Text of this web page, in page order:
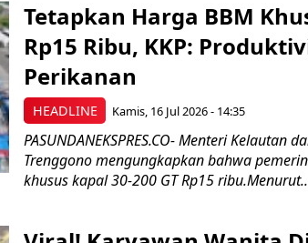
HEADLINE
Tetapkan Harga BBM
Rp15 Ribu, KKP:
Perikanan
Kamis, 16 Jul 2026 - 14:35
PASUNDANEKSPRES.CO- Menteri Kelautan
Trenggono mengungkapkan bahwa
khusus kapal 30-200 GT Rp15